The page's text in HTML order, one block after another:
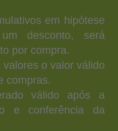
em hipótese
desconto, será
por compra.
o valor válido
compras.
válido após a
e conferência da